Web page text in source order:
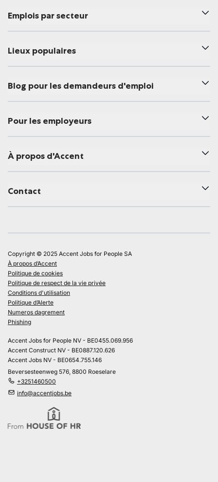
Emplois par secteur
Lieux populaires
Blog pour les demandeurs d'emploi
Pour les employeurs
À propos d'Accent
Contact
Copyright © 2025 Accent Jobs for People SA
À propos d’Accent
Politique de cookies
Politique de respect de la vie privée
Conditions d'utilisation
Politique d’Alerte
Numeros dagrement
Phishing
Accent Jobs for People NV - BE0455.069.956
Accent Construct NV - BE0887.120.626
Accent Jobs NV - BE0654.755.146
Beversesteenweg 576, 8800 Roeselare
+3251460500
info@accentjobs.be